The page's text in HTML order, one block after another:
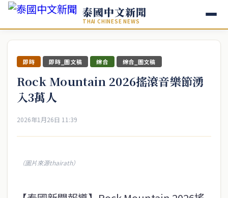
泰國中文新聞
THAI CHINESE NEWS
即時 即時_圖文稿 綜合 綜合_圖文稿
Rock Mountain 2026搖滾音樂節湧
入3萬人
2026年1月26日 11:39
（圖片來源thairath）